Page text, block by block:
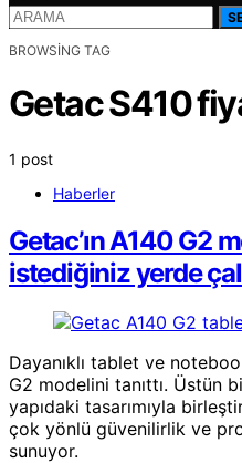
BROWSING TAG
Getac S410
1 post
Haberler
Getac’ın A140 G2
istediğiniz yerde
Dayanıklı tablet ve
G2 modelini tanıttı. Üstün
yapıdaki tasarımıyla
çok yönlü güvenilirlik ve
sunuyor.